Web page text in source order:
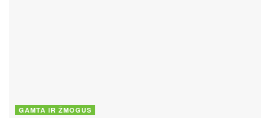
GAMTA IR ŽMOGUS